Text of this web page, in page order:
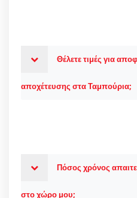
Θέλετε τιμές για
αποχέτευσης στα Ταμπούρια;
Πόσος χρόνος
στο χώρο μου;